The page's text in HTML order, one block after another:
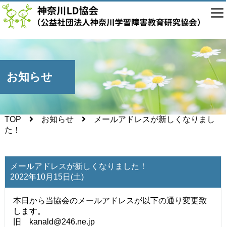
お知らせ
TOP お知らせ
メールアドレスが新しくなりまし
た！
メールアドレスが新しくなりました！
2022年10月15日(土)
本日から当協会のメールアドレスが以下の通り変更致
します。
旧 kanald@246.ne.jp